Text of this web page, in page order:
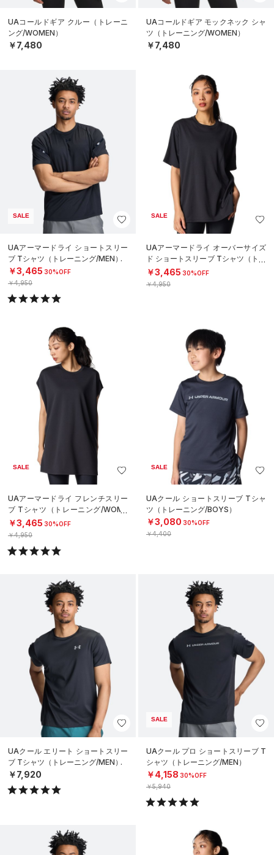
UAコールドギア クルー（トレーニ
ング/WOMEN）
￥7,480
UAコールドギア モックネック シャ
ツ（トレーニング/WOMEN）
￥7,480
SALE
UAアーマードライ ショートスリー
ブ Tシャツ（トレーニング/MEN）
￥3,465 30%OFF
￥4,950
SALE
UAアーマードライ オーバーサイズ
ド ショートスリーブ Tシャツ（トレ
ーニング/WOMEN）
￥3,465 30%OFF
￥4,950
SALE
UAアーマードライ フレンチスリー
ブ Tシャツ（トレーニング/WOME
N）
￥3,465 30%OFF
￥4,950
SALE
UAクール ショートスリーブ Tシャ
ツ（トレーニング/BOYS）
￥3,080 30%OFF
￥4,400
UAクール エリート ショートスリー
ブ Tシャツ（トレーニング/MEN）
￥7,920
SALE
UAクール プロ ショートスリーブ T
シャツ（トレーニング/MEN）
￥4,158 30%OFF
￥5,940